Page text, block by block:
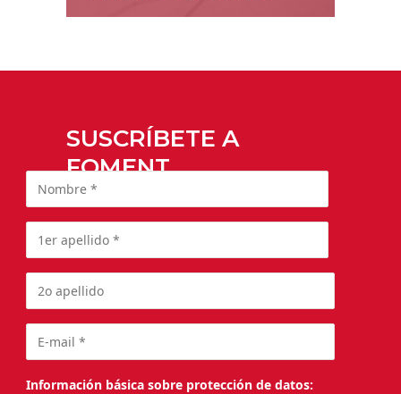
SUSCRÍBETE A
FOMENT
Información básica sobre protección de datos: